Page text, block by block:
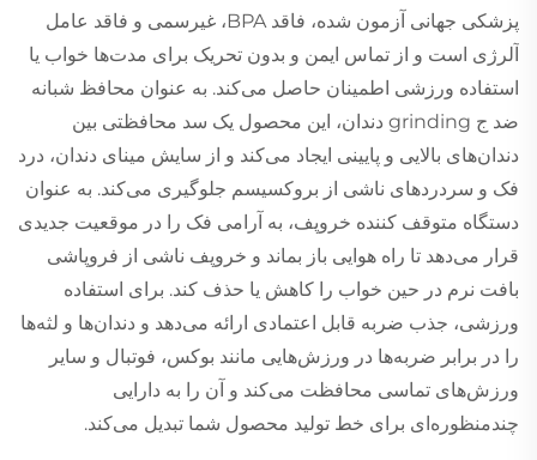
پزشکی جهانی آزمون شده، فاقد BPA، غیرسمی و فاقد عامل
آلرژی است و از تماس ایمن و بدون تحریک برای مدت‌ها خواب یا
استفاده ورزشی اطمینان حاصل می‌کند. به عنوان محافظ شبانه
ضد ج grinding دندان، این محصول یک سد محافظتی بین
دندان‌های بالایی و پایینی ایجاد می‌کند و از سایش مینای دندان، درد
فک و سردردهای ناشی از بروکسیسم جلوگیری می‌کند. به عنوان
دستگاه متوقف کننده خروپف، به آرامی فک را در موقعیت جدیدی
قرار می‌دهد تا راه هوایی باز بماند و خروپف ناشی از فروپاشی
بافت نرم در حین خواب را کاهش یا حذف کند. برای استفاده
ورزشی، جذب ضربه قابل اعتمادی ارائه می‌دهد و دندان‌ها و لثه‌ها
را در برابر ضربه‌ها در ورزش‌هایی مانند بوکس، فوتبال و سایر
ورزش‌های تماسی محافظت می‌کند و آن را به دارایی
چندمنظوره‌ای برای خط تولید محصول شما تبدیل می‌کند.